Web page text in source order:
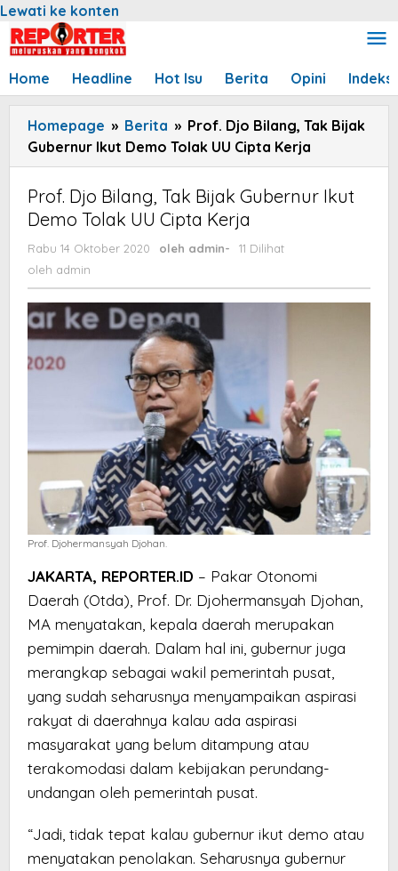
Lewati ke konten
Home Headline Hot Isu Berita Opini Indeks
Homepage » Berita » Prof. Djo Bilang, Tak Bijak
Gubernur Ikut Demo Tolak UU Cipta Kerja
Prof. Djo Bilang, Tak Bijak Gubernur Ikut
Demo Tolak UU Cipta Kerja
Rabu 14 Oktober 2020 oleh admin-
11 Dilihat
oleh admin
Prof. Djohermansyah Djohan.
JAKARTA, REPORTER.ID – Pakar Otonomi
Daerah (Otda), Prof. Dr. Djohermansyah Djohan,
MA menyatakan, kepala daerah merupakan
pemimpin daerah. Dalam hal ini, gubernur juga
merangkap sebagai wakil pemerintah pusat,
yang sudah seharusnya menyampaikan aspirasi
rakyat di daerahnya kalau ada aspirasi
masyarakat yang belum ditampung atau
terakomodasi dalam kebijakan perundang-
undangan oleh pemerintah pusat.
“Jadi, tidak tepat kalau gubernur ikut demo atau
menyatakan penolakan. Seharusnya gubernur